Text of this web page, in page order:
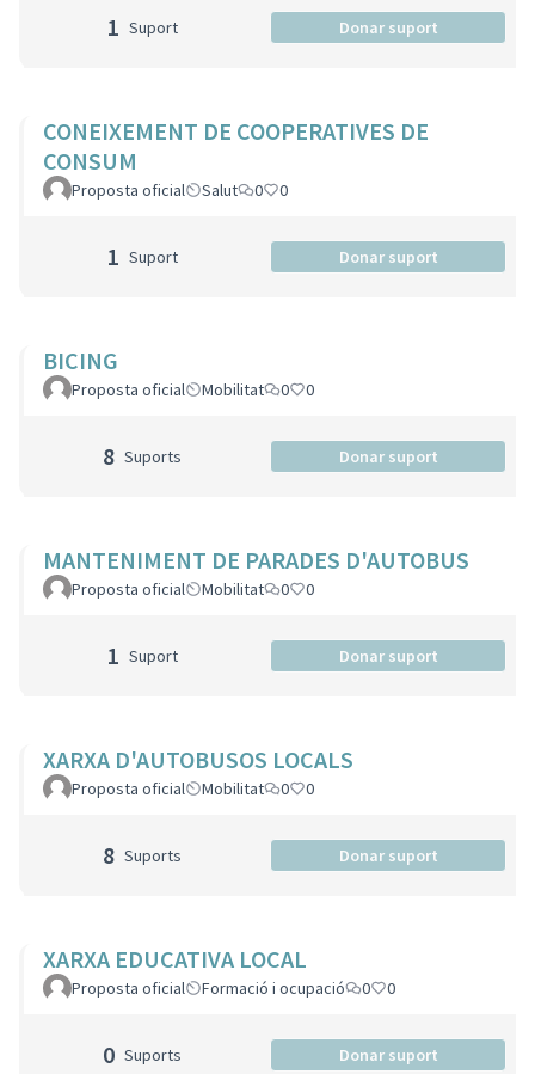
1 Suport Donar suport
CONEIXEMENT DE COOPERATIVES DE
CONSUM
Proposta oficial Salut 0 0
1 Suport Donar suport
BICING
Proposta oficial Mobilitat 0 0
8 Suports Donar suport
MANTENIMENT DE PARADES D'AUTOBUS
Proposta oficial Mobilitat 0 0
1 Suport Donar suport
XARXA D'AUTOBUSOS LOCALS
Proposta oficial Mobilitat 0 0
8 Suports Donar suport
XARXA EDUCATIVA LOCAL
Proposta oficial Formació i ocupació 0 0
0 Suports Donar suport